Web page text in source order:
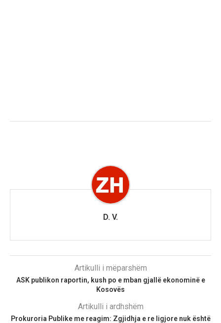
D. V.
Artikulli i mëparshëm
ASK publikon raportin, kush po e mban gjallë ekonominë e
Kosovës
Artikulli i ardhshëm
Prokuroria Publike me reagim: Zgjidhja e re ligjore nuk është